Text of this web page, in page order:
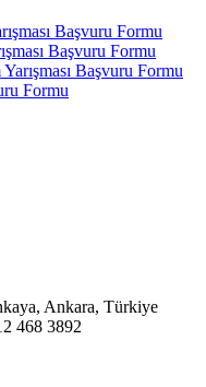
Başvuru Formu
Başvuru Formu
Başvuru Formu
Formu
Ankara, Türkiye
468 3892